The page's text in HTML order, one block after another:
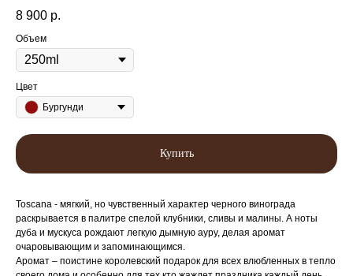
8 900 р.
Объем
Цвет
Бургунди
Купить
Toscana - мягкий, но чувственный характер черного винограда
раскрывается в палитре спелой клубники, сливы и малины. А ноты
дуба и мускуса рождают легкую дымную ауру, делая аромат
очаровывающим и запоминающимся.
Аромат – поистине королевский подарок для всех влюбленных в тепло